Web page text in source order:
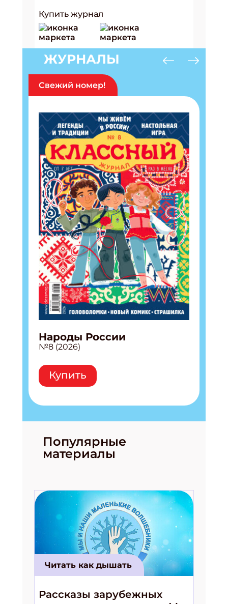
Купить журнал
ЖУРНАЛЫ
Свежий номер!
Народы России
№8 (2026)
Купить
Популярные
материалы
Читать как дышать
Рассказы зарубежных
Подпишись на рассылку
Укажите имя
ПОДПИСАТЬСЯ